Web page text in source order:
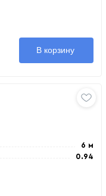
В корзину
6 м
0.94